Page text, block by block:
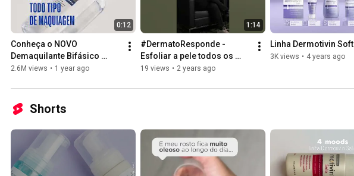
0:12
Conheça o NOVO
Demaquilante Bifásico
Dermotivin!
2.6M views • 1 year ago
1:14
#DermatoResponde -
Esfoliar a pele todos os
dias é benefíco para a
19 views • 2 years ago
Linha Dermotivin Soft
3K views • 4 years ago
Shorts